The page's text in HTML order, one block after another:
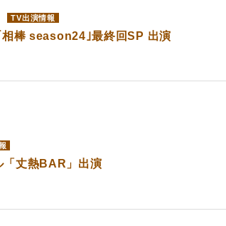
TV出演情報
棒 season24｣最終回SP 出演
丈熱BAR」出演